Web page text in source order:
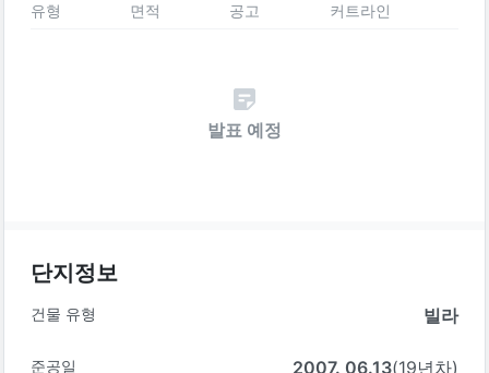
유형 면적 공고 커트라인
발표 예정
단지정보
건물 유형 빌라
준공일 2007. 06.13(19년차)